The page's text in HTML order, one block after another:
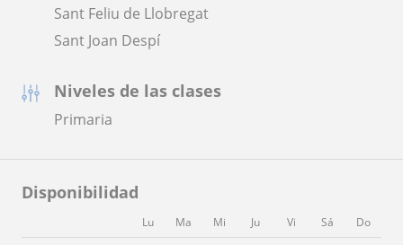
Sant Feliu de Llobregat
Sant Joan Despí
Niveles de las clases
Primaria
Disponibilidad
Lu Ma Mi Ju Vi Sá Do